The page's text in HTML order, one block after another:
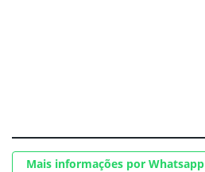
Mais informações por Whatsapp